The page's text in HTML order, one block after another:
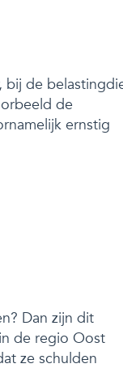
de
de
ernstig
Dan zijn dit
de regio Oost
ze schulden